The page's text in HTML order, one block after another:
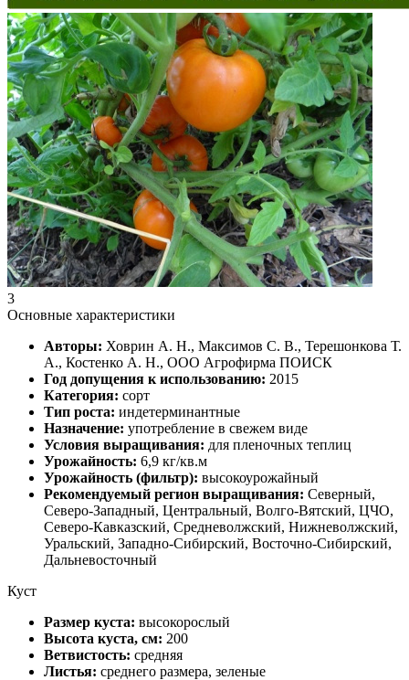
3
Основные характеристики
Авторы: Ховрин А. Н., Максимов С. В., Терешонкова Т.
А., Костенко А. Н., ООО Агрофирма ПОИСК
Год допущения к использованию: 2015
Категория: сорт
Тип роста: индетерминантные
Назначение: употребление в свежем виде
Условия выращивания: для пленочных теплиц
Урожайность: 6,9 кг/кв.м
Урожайность (фильтр): высокоурожайный
Рекомендуемый регион выращивания: Северный,
Северо-Западный, Центральный, Волго-Вятский, ЦЧО,
Северо-Кавказский, Средневолжский, Нижневолжский,
Уральский, Западно-Сибирский, Восточно-Сибирский,
Дальневосточный
Куст
Размер куста: высокорослый
Высота куста, см: 200
Ветвистость: средняя
Листья: среднего размера, зеленые